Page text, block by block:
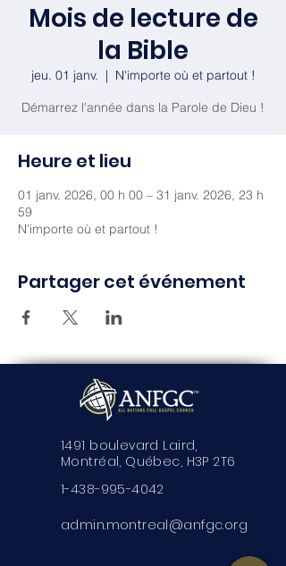
Mois de lecture de
la Bible
jeu. 01 janv.
  |
N'importe où et partout !
Démarrez l'année dans la Parole de Dieu !
Heure et lieu
01 janv. 2026, 00 h 00 – 31 janv. 2026, 23 h
59
N'importe où et partout !
Partager cet événement
1491 boulevard Laird,
Montréal, Québec, H3P 2T6
1-438-995-4042
admin.montreal@anfgc.org